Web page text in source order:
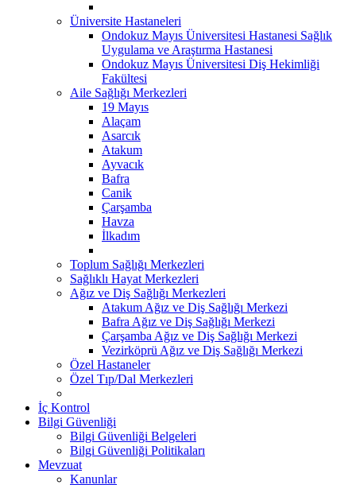
Üniversite Hastaneleri
Ondokuz Mayıs Üniversitesi Hastanesi Sağlık
Uygulama ve Araştırma Hastanesi
Ondokuz Mayıs Üniversitesi Diş Hekimliği
Fakültesi
Aile Sağlığı Merkezleri
19 Mayıs
Alaçam
Asarcık
Atakum
Ayvacık
Bafra
Canik
Çarşamba
Havza
İlkadım
Toplum Sağlığı Merkezleri
Sağlıklı Hayat Merkezleri
Ağız ve Diş Sağlığı Merkezleri
Atakum Ağız ve Diş Sağlığı Merkezi
Bafra Ağız ve Diş Sağlığı Merkezi
Çarşamba Ağız ve Diş Sağlığı Merkezi
Vezirköprü Ağız ve Diş Sağlığı Merkezi
Özel Hastaneler
Özel Tıp/Dal Merkezleri
İç Kontrol
Bilgi Güvenliği
Bilgi Güvenliği Belgeleri
Bilgi Güvenliği Politikaları
Mevzuat
Kanunlar